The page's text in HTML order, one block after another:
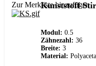
Zur Merkliste hinzufügen
Kunststoff
Modul: 0.5
Zähnezahl: 36
Breite: 3
Material: